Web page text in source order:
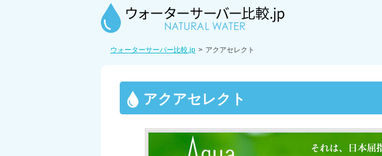
ウォーターサーバー比較.jp アクアセレクト
アクアセレクト